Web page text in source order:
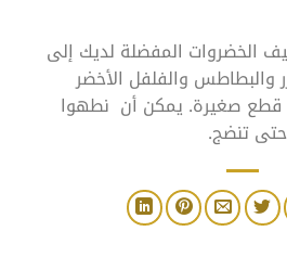
الخضروات المفضلة لديك إلى
والبطاطس والفلفل الأخضر
قطع صغيرة. يمكن أن نطهوا
تنضج.